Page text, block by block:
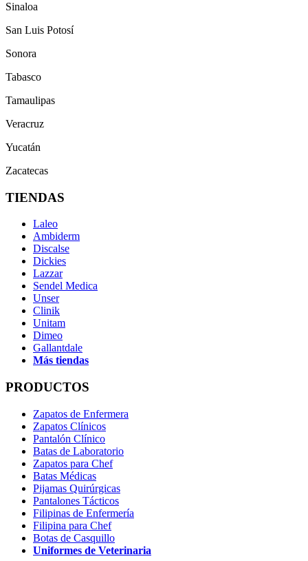
Sinaloa
San Luis Potosí
Sonora
Tabasco
Tamaulipas
Veracruz
Yucatán
Zacatecas
TIENDAS
Laleo
Ambiderm
Discalse
Dickies
Lazzar
Sendel Medica
Unser
Clinik
Unitam
Dimeo
Gallantdale
Más tiendas
PRODUCTOS
Zapatos de Enfermera
Zapatos Clínicos
Pantalón Clínico
Batas de Laboratorio
Zapatos para Chef
Batas Médicas
Pijamas Quirúrgicas
Pantalones Tácticos
Filipinas de Enfermería
Filipina para Chef
Botas de Casquillo
Uniformes de Veterinaria